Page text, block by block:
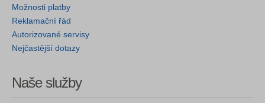
Možnosti platby
Reklamační řád
Autorizované servisy
Nejčastější dotazy
Naše služby